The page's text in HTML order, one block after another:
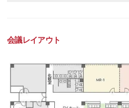
会議レイアウト